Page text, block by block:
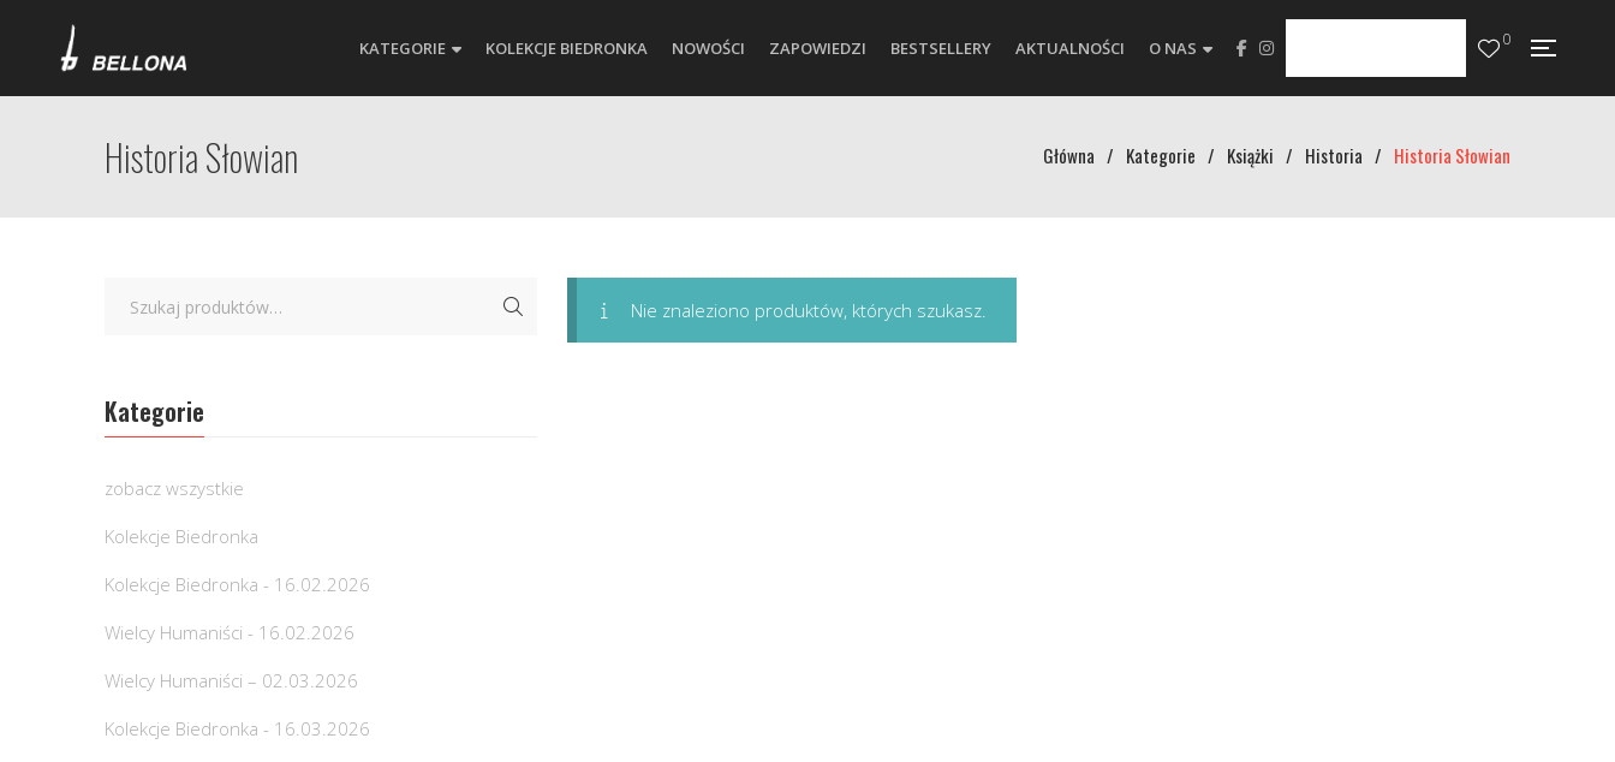
KATEGORIE KOLEKCJE BIEDRONKA NOWOŚCI ZAPOWIEDZI BESTSELLERY AKTUALNOŚCI O NAS 0
Historia Słowian Główna / Kategorie / Książki / Historia / Historia Słowian
Nie znaleziono produktów, których szukasz.
Kategorie
zobacz wszystkie
Kolekcje Biedronka
Kolekcje Biedronka - 16.02.2026
Wielcy Humaniści - 16.02.2026
Wielcy Humaniści – 02.03.2026
Kolekcje Biedronka - 16.03.2026